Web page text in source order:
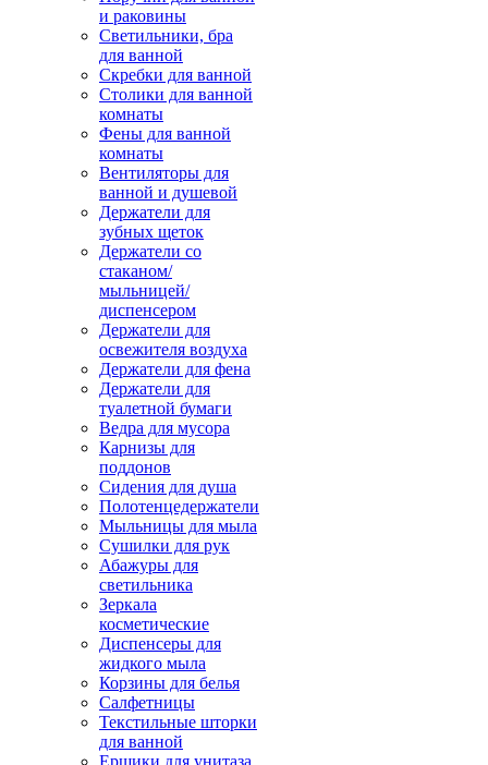
и раковины
Светильники, бра
для ванной
Скребки для ванной
Столики для ванной
комнаты
Фены для ванной
комнаты
Вентиляторы для
ванной и душевой
Держатели для
зубных щеток
Держатели со
стаканом/
мыльницей/
диспенсером
Держатели для
освежителя воздуха
Держатели для фена
Держатели для
туалетной бумаги
Ведра для мусора
Карнизы для
поддонов
Сидения для душа
Полотенцедержатели
Мыльницы для мыла
Сушилки для рук
Абажуры для
светильника
Зеркала
косметические
Диспенсеры для
жидкого мыла
Корзины для белья
Салфетницы
Текстильные шторки
для ванной
Ершики для унитаза